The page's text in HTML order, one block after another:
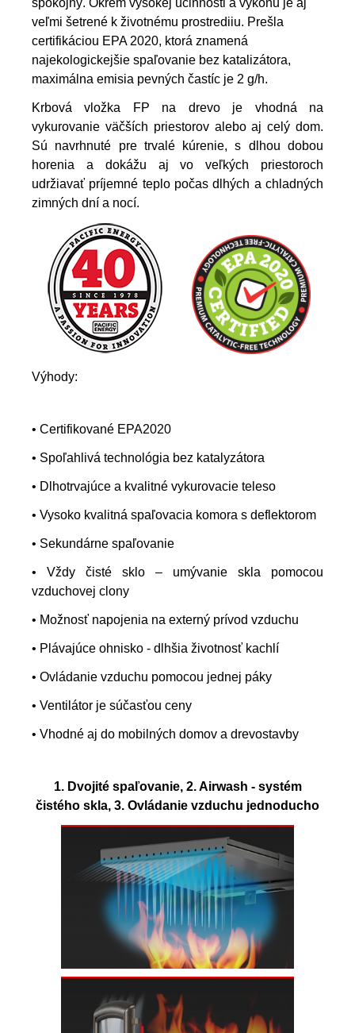
spokojný. Okrem vysokej účinnosti a výkonu je aj
veľmi šetrené k životnému prostrediiu. Prešla
certifikáciou EPA 2020, ktorá znamená
najekologickejšie spaľovanie bez katalizátora,
maximálna emisia pevných častíc je 2 g/h.
Krbová vložka FP na drevo je vhodná na
vykurovanie väčších priestorov alebo aj celý dom.
Sú navrhnuté pre trvalé kúrenie, s dlhou dobou
horenia a dokážu aj vo veľkých priestoroch
udržiavať príjemné teplo počas dlhých a chladných
zimných dní a nocí.
Výhody:
• Certifikované EPA2020
• Spoľahlivá technológia bez katalyzátora
• Dlhotrvajúce a kvalitné vykurovacie teleso
• Vysoko kvalitná spaľovacia komora s deflektorom
• Sekundárne spaľovanie
• Vždy čisté sklo – umývanie skla pomocou
vzduchovej clony
• Možnosť napojenia na externý prívod vzduchu
• Plávajúce ohnisko - dlhšia životnosť kachlí
• Ovládanie vzduchu pomocou jednej páky
• Ventilátor je súčasťou ceny
• Vhodné aj do mobilných domov a drevostavby
1. Dvojité spaľovanie, 2. Airwash - systém
čistého skla, 3. Ovládanie vzduchu jednoducho